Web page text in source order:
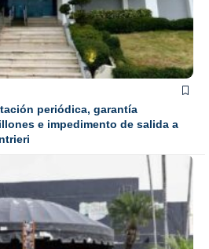
periódica, garantía
e impedimento de salida a